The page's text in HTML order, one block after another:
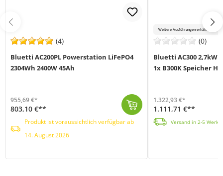
(4)
Bluetti AC200PL Powerstation LiFePO4
2304Wh 2400W 45Ah
955,69 €*
803,10 €**
Produkt ist voraussichtlich verfügbar ab
14. August 2026
Weitere Ausführungen erhältlich
(0)
Bluetti AC300
1x B300K Speicher
1.322,93 €*
1.111,71 €**
Versand in 2-5